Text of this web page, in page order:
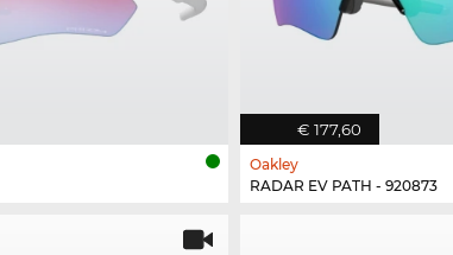
€ 177,60
Oakley
RADAR EV PATH - 920873